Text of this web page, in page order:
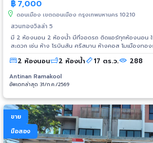
(9 กม.)แหล่งช้อปปิ้ง: ตลาดบุญอนันต์ (2 กม.), Ozone
IT Square (5 กม.), Robinson ศรีสมาน (8.5 กม.)โรงพย
(3.4 กม.), รพ.มงกุฎวัฒนะ (9.3 กม.) 💰 อัตราค่าเช่าและเงื่
กลางแล้ว) ระยะเวลาสัญญาเช่าค่าเช่าต่อเดือน สัญญา 1
2 ปีขึ้นไป100,000 บาท ค่าแรกเข้า: จ่ายล่วงหน้า 1 เดือน +
2 เดือน เงื่อนไขผู้เช่า: รับชาวต่างชาติ, รับสัตว์เลี้ยง (ขนา
บริษัทพิจารณาเป็นรายกรณี หมายเหตุ: หากต่อรองราคา เ
ยกเลิกการติดตั้ง Solar Cell และ EV Charger
฿ 7,000
ดอนเมือง เขตดอนเมือง กรุงเทพมหานคร 10210
สวนทองวิลล่า 5
มี 2 ห้องนอน 2 ห้องน้ำ มีที่จอดรถ ติดแอร์ทุกห้องนอน
สะดวก เช่น ห้าง โรบินสัน ศรีสมาน ห้างคอส โมเมืองทอง
แจ้งวัฒนะ, โลตัส, บิ๊กซี, โรงเรียนพระหฤทัยดอนเมือง, โ
ราชการ แจ้งวัฒนะ, เดินทางสะดวก ใกล้จุด ขึ้น ลง ทางด่ว
2 ห้องนอน 2 ห้องน้ำ 17 ตร.ว. 288
Antinan Ramakool
อัพเดทล่าสุด 31/ก.ค./2569
ขาย
มือสอง